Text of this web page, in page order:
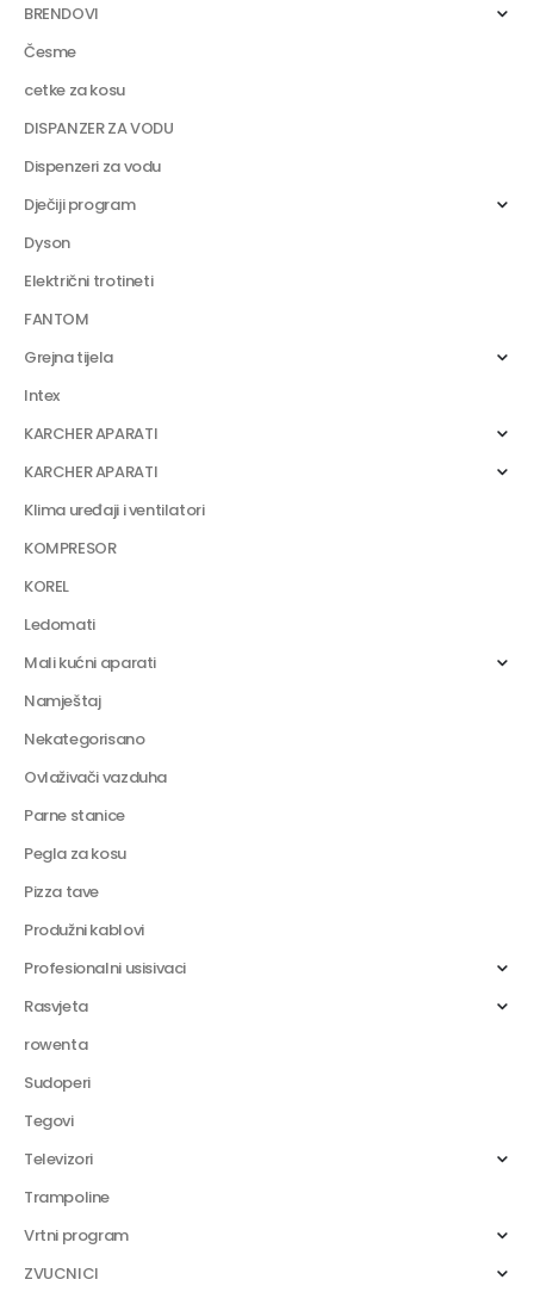
BRENDOVI
Česme
cetke za kosu
DISPANZER ZA VODU
Dispenzeri za vodu
Dječiji program
Dyson
Električni trotineti
FANTOM
Grejna tijela
Intex
KARCHER APARATI
KARCHER APARATI
Klima uređaji i ventilatori
KOMPRESOR
KOREL
Ledomati
Mali kućni aparati
Namještaj
Nekategorisano
Ovlaživači vazduha
Parne stanice
Pegla za kosu
Pizza tave
Produžni kablovi
Profesionalni usisivaci
Rasvjeta
rowenta
Sudoperi
Tegovi
Televizori
Trampoline
Vrtni program
ZVUCNICI